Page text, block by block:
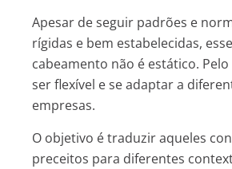
Apesar de seguir padrões e
rígidas e bem estabelecidas,
cabeamento não é estático.
ser flexível e se adaptar a
empresas.
O objetivo é traduzir aqueles
preceitos para diferentes